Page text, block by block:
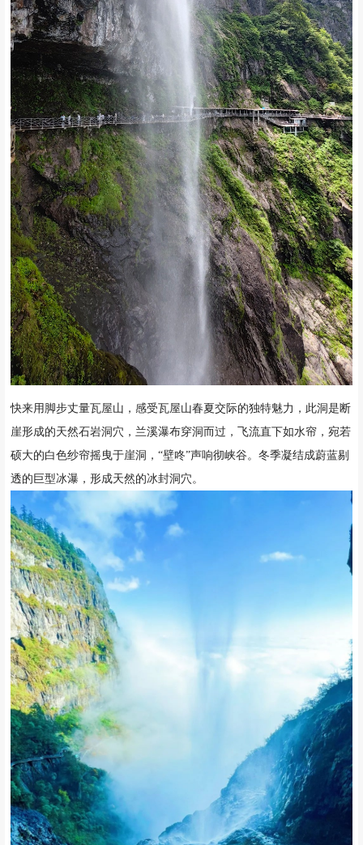
快来用脚步丈量瓦屋山，感受瓦屋山春夏交际的独特魅力， 此洞是断
崖形成的天然石岩洞穴，兰溪瀑布穿洞而过，飞流直下如水帘，宛若
硕大的白色纱帘摇曳于崖洞，“壁咚”声响彻峡谷。冬季凝结成蔚蓝剔
透的巨型冰瀑，形成天然的冰封洞穴。